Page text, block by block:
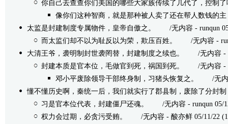
你自己去查查你们美国的哪些大家族传续了几代了，控制
像你们这种智商，就是那种被人卖了还在帮人数钱的主
太监是封建制度专属物件，皇帝自傲之。
/无内容 - runqun
而太监们却不以为耻反以为荣，欺压百姓。
/无内容 -
大清王爷，袭明制封世袭罔替，封建制度之续也。
/无内容 -
封建本质是官本位，毛做官到死，祸国到死。
/无内容 -
邓小平废除领导干部终身制，习猪头恢复之。
/无内
懂不懂历史啊，秦统一后，我们就实行了郡县制，废除了分封制
习是官本位代表，封建僵尸还魂。
/无内容 - runqun 05/
权力会过期，必贪污受贿。
/无内容 - 酸亦鲜 05/11/22